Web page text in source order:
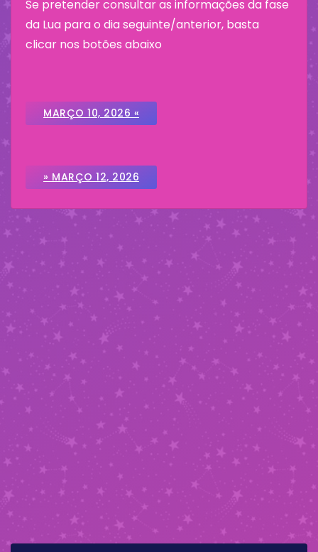
Se pretender consultar as informações da fase
da Lua para o dia seguinte/anterior, basta
clicar nos botões abaixo
MARÇO 10, 2026 «
» MARÇO 12, 2026